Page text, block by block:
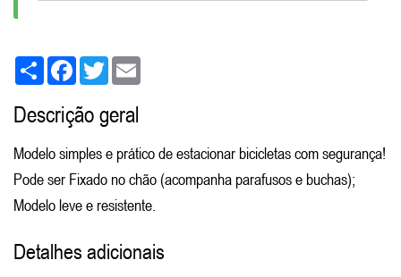
Share FacebookTwitter
Descrição geral
Modelo simples e prático de estacionar bicicletas com segurança!
Pode ser Fixado no chão (acompanha parafusos e buchas);
Modelo leve e resistente.
Detalhes adicionais